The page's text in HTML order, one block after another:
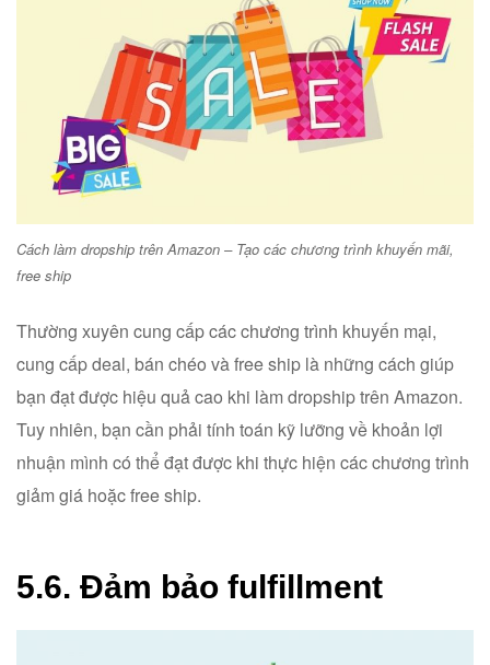
Cách làm dropship trên Amazon – Tạo các chương trình khuyến mãi,
free ship
Thường xuyên cung cấp các chương trình khuyến mại,
cung cấp deal, bán chéo và free ship là những cách giúp
bạn đạt được hiệu quả cao khi làm dropship trên Amazon.
Tuy nhiên, bạn cần phải tính toán kỹ lưỡng về khoản lợi
nhuận mình có thể đạt được khi thực hiện các chương trình
giảm giá hoặc free ship.
5.6. Đảm bảo fulfillment